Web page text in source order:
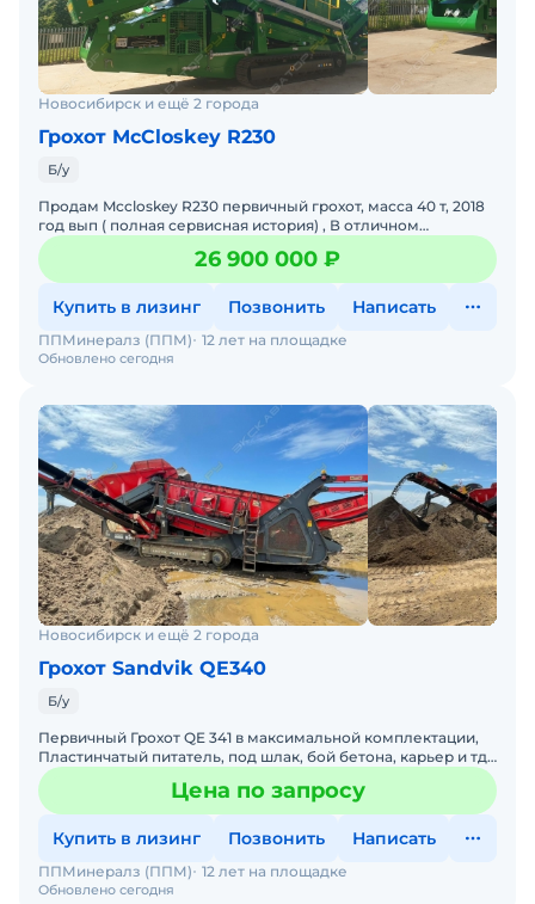
Новосибирск и ещё 2 города
Грохот McCloskey R230
Б/у
Продам Mccloskey R230 первичный грохот, масса 40 т, 2018
год вып ( полная сервисная история) , В отличном
состоянии , Бункер питатель 9 м3, Грохот 6,1х1,85
26 900 000 ₽
Купить в лизинг Позвонить Написать
Обновлено сегодня
ППМинералз (ППМ) 12 лет на площадке
Новосибирск и ещё 2 города
Грохот Sandvik QE340
Б/у
Первичный Грохот QE 341 в максимальной комплектации,
Пластинчатый питатель, под шлак, бой бетона, карьер и тд.
Двигатель САТ С4.4 механический, Производитель
Цена по запросу
Купить в лизинг Позвонить Написать
Обновлено сегодня
ППМинералз (ППМ) 12 лет на площадке